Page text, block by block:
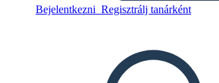
Bejelentkezni Regisztrálj tanárként
Másolja ezt a forgatókönyvet
DIAVETÍTÉS LEJÁTSZÁSA